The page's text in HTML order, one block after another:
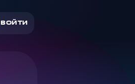
ВОЙТИ